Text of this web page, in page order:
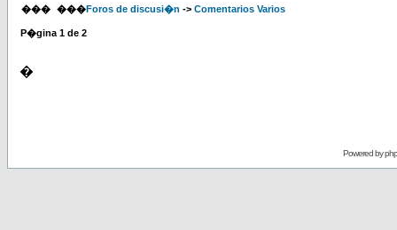
��� ���Foros de discusi�n -> Comentarios Varios
P�gina 1 de 2
�
Powered by